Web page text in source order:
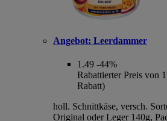
Angebot: Leerdammer
1.49 -44%
Rabattierter Preis von
Rabatt)
holl. Schnittkäse, versch.
Original oder Leger 140g,